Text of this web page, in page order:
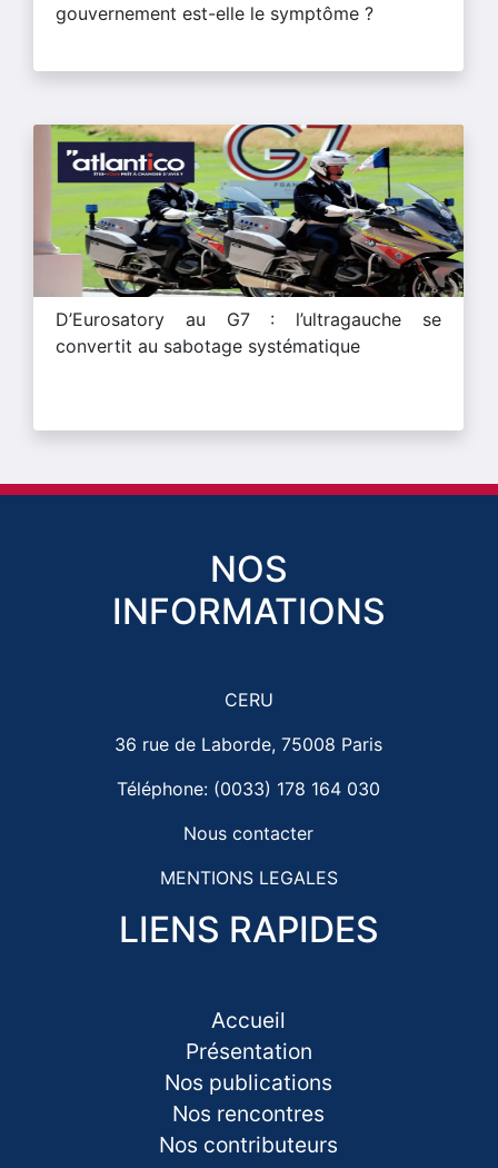
gouvernement est-elle le symptôme ?
D’Eurosatory au G7 : l’ultragauche se
convertit au sabotage systématique
NOS
INFORMATIONS
CERU
36 rue de Laborde, 75008 Paris
Téléphone: (0033) 178 164 030
Nous contacter
MENTIONS LEGALES
LIENS RAPIDES
Accueil
Présentation
Nos publications
Nos rencontres
Nos contributeurs